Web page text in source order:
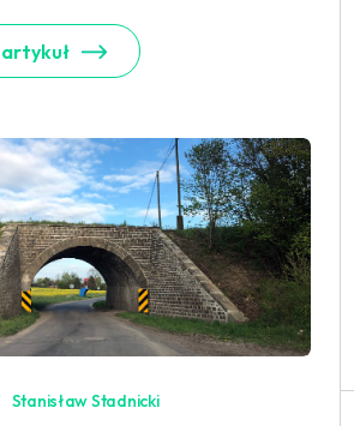
Stanisław Stadnicki